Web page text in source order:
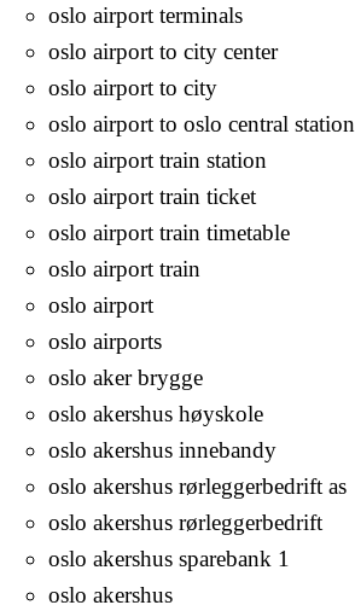
oslo airport terminals
oslo airport to city center
oslo airport to city
oslo airport to oslo central station
oslo airport train station
oslo airport train ticket
oslo airport train timetable
oslo airport train
oslo airport
oslo airports
oslo aker brygge
oslo akershus høyskole
oslo akershus innebandy
oslo akershus rørleggerbedrift as
oslo akershus rørleggerbedrift
oslo akershus sparebank 1
oslo akershus